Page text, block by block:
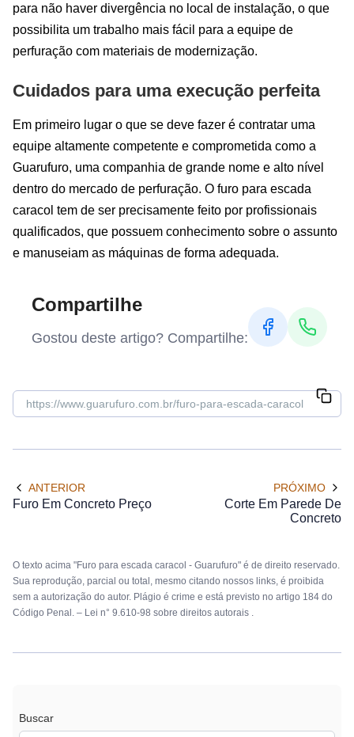
para não haver divergência no local de instalação, o que
possibilita um trabalho mais fácil para a equipe de
perfuração com materiais de modernização.
Cuidados para uma execução perfeita
Em primeiro lugar o que se deve fazer é contratar uma
equipe altamente competente e comprometida como a
Guarufuro, uma companhia de grande nome e alto nível
dentro do mercado de perfuração. O furo para escada
caracol tem de ser precisamente feito por profissionais
qualificados, que possuem conhecimento sobre o assunto
e manuseiam as máquinas de forma adequada.
Compartilhe
Gostou deste artigo? Compartilhe:
ANTERIOR
Furo Em Concreto Preço
PRÓXIMO
Corte Em Parede De
Concreto
O texto acima "Furo para escada caracol - Guarufuro" é de direito reservado.
Sua reprodução, parcial ou total, mesmo citando nossos links, é proibida
sem a autorização do autor. Plágio é crime e está previsto no artigo 184 do
Código Penal. – Lei n° 9.610-98 sobre direitos autorais .
Buscar